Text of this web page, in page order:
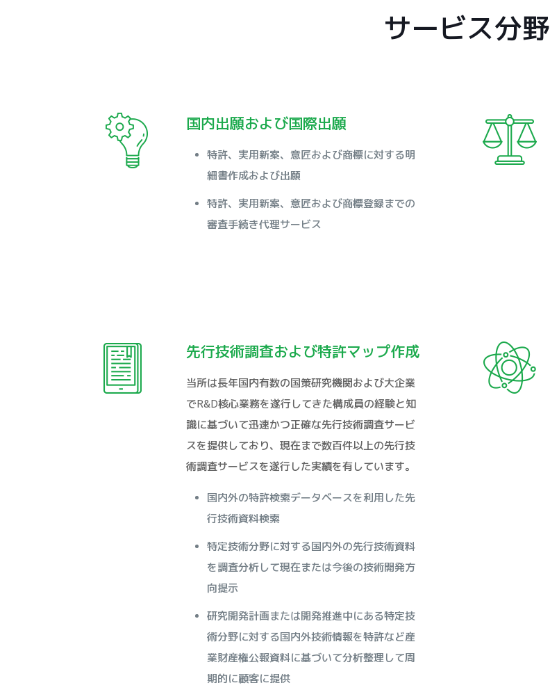
サービス分野
国内出願および国際出願
特許、実用新案、意匠および商標に対する明
細書作成および出願
特許、実用新案、意匠および商標登録までの
審査手続き代理サービス
先行技術調査および特許マップ作成
当所は長年国内有数の国策研究機関および大企業
でR&D核心業務を遂行してきた構成員の経験と知
識に基づいて迅速かつ正確な先行技術調査サービ
スを提供しており、現在まで数百件以上の先行技
術調査サービスを遂行した実績を有しています。
国内外の特許検索データベースを利用した先
行技術資料検索
特定技術分野に対する国内外の先行技術資料
を調査分析して現在または今後の技術開発方
向提示
研究開発計画または開発推進中にある特定技
術分野に対する国内外技術情報を特許など産
業財産権公報資料に基づいて分析整理して周
期的に顧客に提供